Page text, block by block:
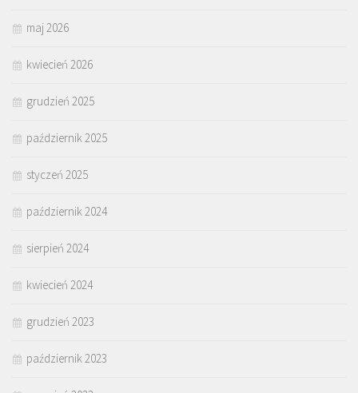
maj 2026
kwiecień 2026
grudzień 2025
październik 2025
styczeń 2025
październik 2024
sierpień 2024
kwiecień 2024
grudzień 2023
październik 2023